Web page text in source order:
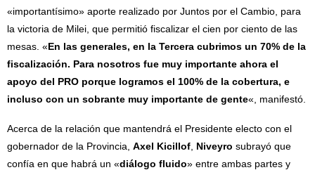
«importantísimo» aporte realizado por Juntos por el Cambio, para
la victoria de Milei, que permitió fiscalizar el cien por ciento de las
mesas. «En las generales, en la Tercera cubrimos un 70% de la
fiscalización. Para nosotros fue muy importante ahora el
apoyo del PRO porque logramos el 100% de la cobertura, e
incluso con un sobrante muy importante de gente«, manifestó.
Acerca de la relación que mantendrá el Presidente electo con el
gobernador de la Provincia, Axel Kicillof Niveyro subrayó que
confía en que habrá un «diálogo fluido» entre ambas partes y